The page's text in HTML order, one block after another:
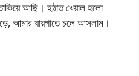
আছি। হঠাত খেয়াল হলো
আমার যায়গাতে চলে আসলাম।